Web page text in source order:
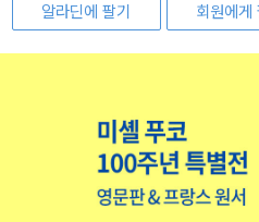
알라딘에 팔기
회원에게